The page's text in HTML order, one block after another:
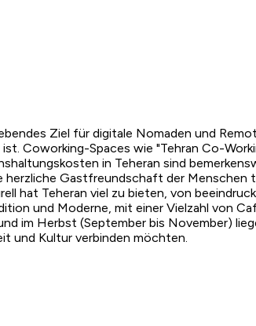
Ziel für digitale Nomaden und
Coworking-Spaces wie "Tehran Co-
in Teheran sind
herzliche Gastfreundschaft der
hat Teheran viel zu bieten, von
und Moderne, mit einer Vielzahl von
im Herbst (September bis November)
und Kultur verbinden möchten.